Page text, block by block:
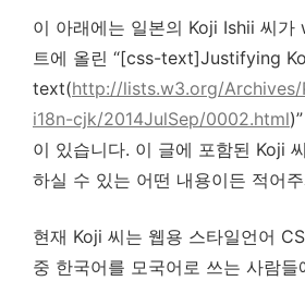
이 아래에는 일본의 Koji Ishii 씨가
트에 올린 “[css-text]Justifying
text(http://lists.w3.org/
i18n-cjk/2014JulSep/0002.html
이 있습니다. 이 글에 포함된 Koji
하실 수 있는 어떤 내용이든 적어
현재 Koji 씨는 웹용 스타일언어
중 한국어를 모국어로 쓰는 사람